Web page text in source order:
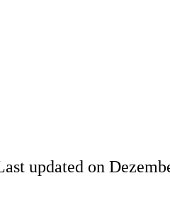
updated on